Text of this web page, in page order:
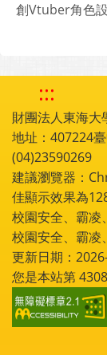
創Vtuber角色設
:::
財團法人東海大
地址：407224
(04)23590269
建議瀏覽器：
佳顯示效果為
校園安全、霸凌
校園安全、霸
更新日期：
您是本站第